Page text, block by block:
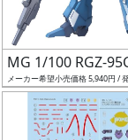
舗
が
最
安
MG 1/100 RGZ-
メーカー希望小売価格 5,940円 /